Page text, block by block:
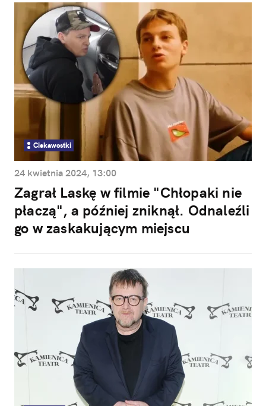
Ciekawostki
24 kwietnia 2024, 13:00
Zagrał Laskę w filmie "Chłopaki nie
płaczą", a później zniknął. Odnaleźli
go w zaskakującym miejscu